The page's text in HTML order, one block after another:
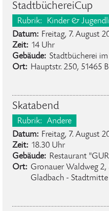
StadtbüchereiCup
Rubrik: Kinder &
Datum: Freitag, 7. August
Zeit: 14 Uhr
Gebäude: Stadtbücherei
Ort: Hauptstr. 250, 51465
Skatabend
Rubrik:
Andere
Datum: Freitag, 7. August
Zeit: 18.30 Uhr
Gebäude: Restaurant
Ort: Gronauer Waldweg 2,
Gladbach - Stadtmitte